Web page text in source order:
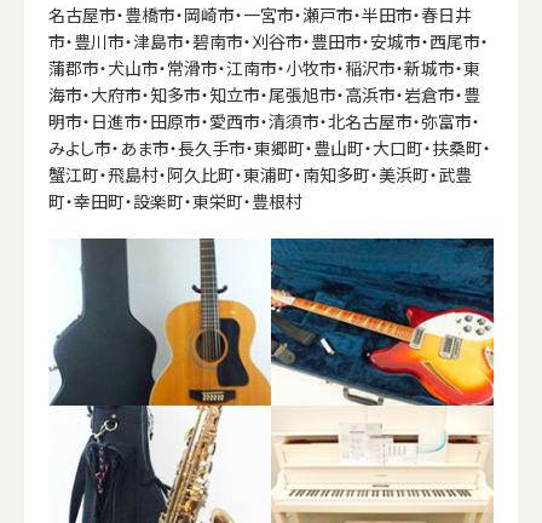
名古屋市・豊橋市・岡崎市・一宮市・瀬戸市・半田市・春日井
市・豊川市・津島市・碧南市・刈谷市・豊田市・安城市・西尾市・
蒲郡市・犬山市・常滑市・江南市・小牧市・稲沢市・新城市・東
海市・大府市・知多市・知立市・尾張旭市・高浜市・岩倉市・豊
明市・日進市・田原市・愛西市・清須市・北名古屋市・弥富市・
みよし市・あま市・長久手市・東郷町・豊山町・大口町・扶桑町・
蟹江町・飛島村・阿久比町・東浦町・南知多町・美浜町・武豊
町・幸田町・設楽町・東栄町・豊根村